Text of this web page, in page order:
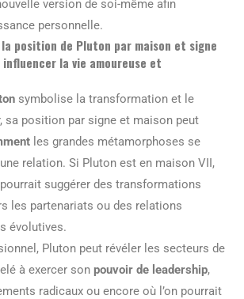
version de soi-même afin
personnelle.
position de Pluton par maison et signe
la vie amoureuse et
symbolise la transformation et le
sa position par signe et maison peut
les grandes métamorphoses se
relation. Si Pluton est en maison VII,
suggérer des transformations
les partenariats ou des relations
évolutives.
Pluton peut révéler les secteurs de
à exercer son pouvoir de leadership,
radicaux ou encore où l’on pourrait